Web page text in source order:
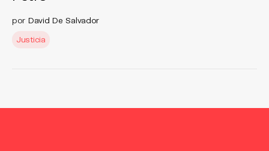
por David De Salvador
Justicia